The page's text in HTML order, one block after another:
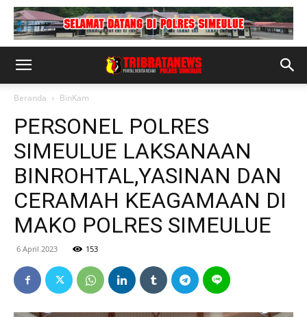
Beranda BinKam
PERSONEL POLRES
SIMEULUE LAKSANAAN
BINROHTAL,YASINAN DAN
CERAMAH KEAGAMAAN DI
MAKO POLRES SIMEULUE
6 April 2023 153